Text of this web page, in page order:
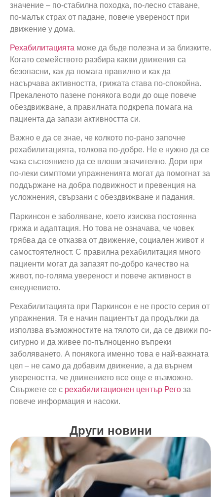
значение – по-стабилна походка, по-лесно ставане,
по-малък страх от падане, повече увереност при
движение у дома.
Рехабилитацията може да бъде полезна и за близките.
Когато семейството разбира какви движения са
безопасни, как да помага правилно и как да
насърчава активността, грижата става по-спокойна.
Прекаленото пазене понякога води до още повече
обездвижване, а правилната подкрепа помага на
пациента да запази активността си.
Важно е да се знае, че колкото по-рано започне
рехабилитацията, толкова по-добре. Не е нужно да се
чака състоянието да се влоши значително. Дори при
по-леки симптоми упражненията могат да помогнат за
поддържане на добра подвижност и превенция на
усложнения, свързани с обездвижване и падания.
Паркинсон е заболяване, което изисква постоянна
грижа и адаптация. Но това не означава, че човек
трябва да се отказва от движение, социален живот и
самостоятелност. С правилна рехабилитация много
пациенти могат да запазят по-добро качество на
живот, по-голяма увереност и повече активност в
ежедневието.
Рехабилитацията при Паркинсон е не просто серия от
упражнения. Тя е начин пациентът да продължи да
използва възможностите на тялото си, да се движи по-
сигурно и да живее по-пълноценно въпреки
заболяването. А понякога именно това е най-важната
цел – не само да добавим движение, а да върнем
увереността, че движението все още е възможно.
Свържете се с рехабилитационен център Рего за
повече информация и насоки.
Други новини